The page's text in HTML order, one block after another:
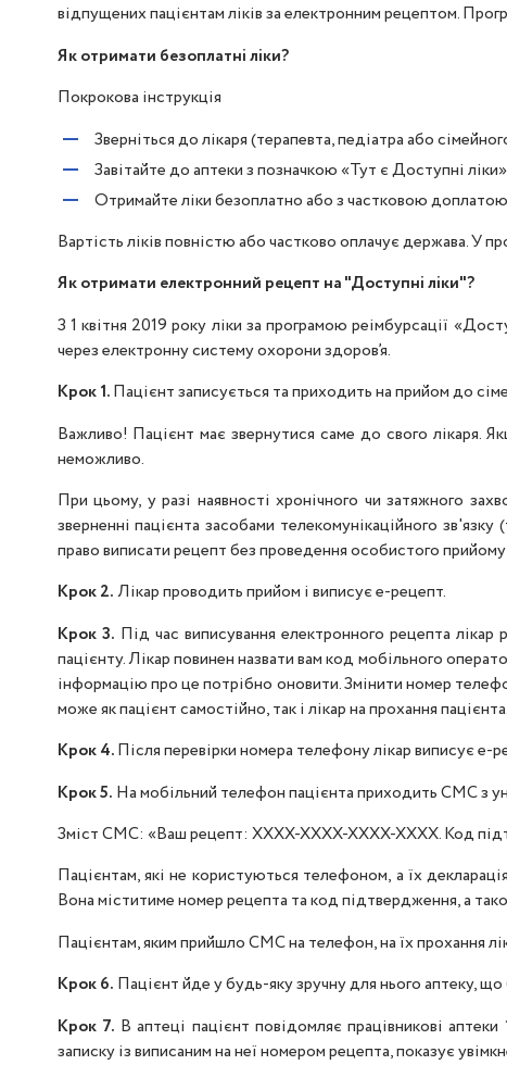
відпущених пацієнтам ліків за електронним рецептом.
Як отримати безоплатні ліки?
Покрокова інструкція
Зверніться до лікаря (терапевта, педіатра або
Завітайте до аптеки з позначкою «Тут є Доступні
Отримайте ліки безоплатно або з частковою
Вартість ліків повністю або частково оплачує держава. У
Як отримати електронний рецепт на "Доступні ліки"?
З 1 квітня 2019 року ліки за програмою реімбурсації
через електронну систему охорони здоров’я.
Крок 1.Пацієнт записується та приходить на прийом до
Важливо! Пацієнт має звернутися саме до свого лікаря.
неможливо.
При цьому, у разі наявності хронічного чи затяжного
зверненні пацієнта засобами телекомунікаційного
право виписати рецепт без проведення особистого прийому
Крок 2.Лікар проводить прийом і виписує е-рецепт.
Крок 3. Під час виписування електронного рецепта
пацієнту. Лікар повинен назвати вам код мобільного
інформацію про це потрібно оновити. Змінити номер
може як пацієнт самостійно, так і лікар на прохання
Крок 4.Після перевірки номера телефону лікар виписує е-
Крок 5. На мобільний телефон пацієнта приходить СМС з
Зміст СМС: «Ваш рецепт: ХХХХ-ХХХХ-ХХХХ-ХХХХ. Код
Пацієнтам, які не користуються телефоном, а їх
Вона міститиме номер рецепта та код підтвердження, а
Пацієнтам, яким прийшло СМС на телефон, на їх прохання
Крок 6. Пацієнт йде у будь-яку зручну для нього аптеку,
Крок 7. В аптеці пацієнт повідомляє працівникові
записку із виписаним на неї номером рецепта, показує